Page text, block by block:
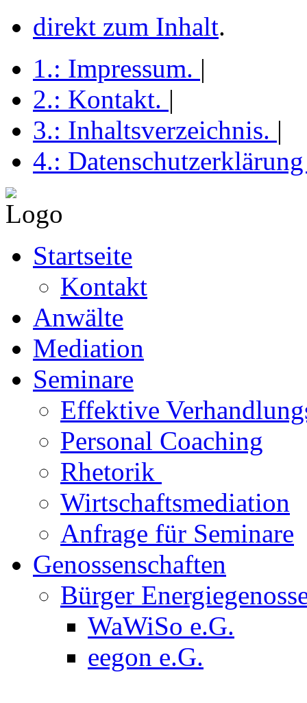
direkt zum Inhalt.
1.: Impressum. |
2.: Kontakt. |
3.: Inhaltsverzeichnis. |
4.:
Startseite
Kontakt
Anwälte
Mediation
Seminare
Effektive
Personal Coaching
Rhetorik
Wirtschaftsmediation
Anfrage für Seminare
Genossenschaften
Bürger
WaWiSo e.G.
eegon e.G.